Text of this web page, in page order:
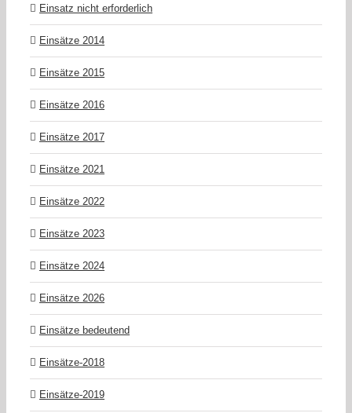
Einsatz nicht erforderlich
Einsätze 2014
Einsätze 2015
Einsätze 2016
Einsätze 2017
Einsätze 2021
Einsätze 2022
Einsätze 2023
Einsätze 2024
Einsätze 2026
Einsätze bedeutend
Einsätze-2018
Einsätze-2019